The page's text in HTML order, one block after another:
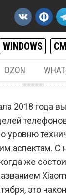
WINDOWS
OZON
Note
2018 года
уровню
аспектам. С
же
это